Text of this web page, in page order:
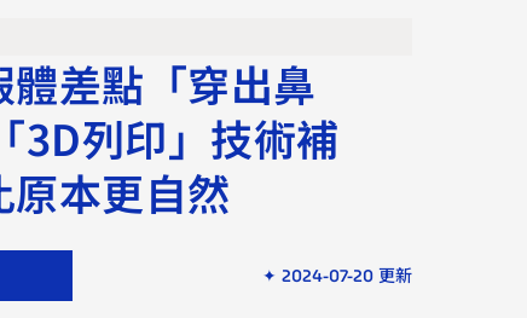
差點「穿出鼻
3D列印」技術補
本更自然
✦ 2024-07-20 更新